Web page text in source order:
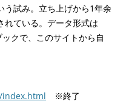
う試み。立ち上げから1年余
れている。データ形式は
クで、このサイトから自
※終了